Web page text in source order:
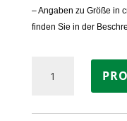
– Angaben zu Größe in
finden Sie in der
GRANIT
gespitzt